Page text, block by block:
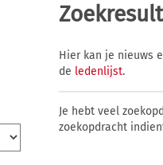
Hier kan je nieuws
de ledenlijst.
Je hebt veel
zoekopdracht